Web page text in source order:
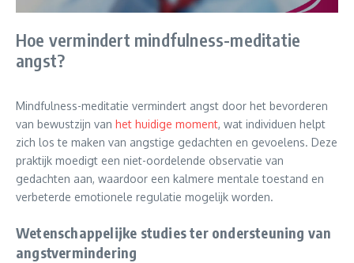
Hoe vermindert mindfulness-meditatie
angst?
Mindfulness-meditatie vermindert angst door het bevorderen
van bewustzijn van het huidige moment, wat individuen helpt
zich los te maken van angstige gedachten en gevoelens. Deze
praktijk moedigt een niet-oordelende observatie van
gedachten aan, waardoor een kalmere mentale toestand en
verbeterde emotionele regulatie mogelijk worden.
Wetenschappelijke studies ter ondersteuning van
angstvermindering